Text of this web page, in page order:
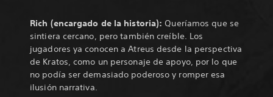
Rich (encargado de la historia): Queríamos que se
sintiera cercano, pero también creíble. Los
jugadores ya conocen a Atreus desde la perspectiva
de Kratos, como un personaje de apoyo, por lo que
no podía ser demasiado poderoso y romper esa
ilusión narrativa.